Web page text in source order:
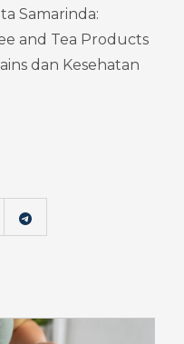
Samarinda:
and Tea Products
dan Kesehatan